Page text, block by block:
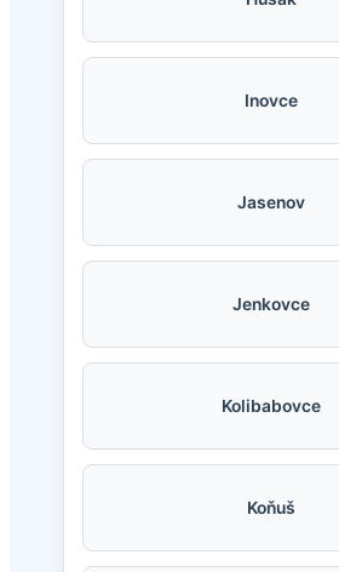
Inovce
Jasenov
Jenkovce
Kolibabovce
Koňuš